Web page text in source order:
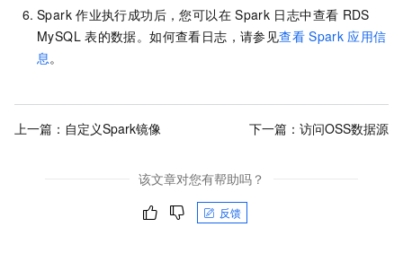
Spark 作业执行成功后，您可以在 Spark 日志中查看 RDS
MySQL 表的数据。如何查看日志，请参见查看 Spark 应用信
息。
上一篇： 自定义Spark镜像 下一篇： 访问OSS数据源
该文章对您有帮助吗？
反馈